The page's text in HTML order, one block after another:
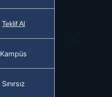
Teklif Al
Kampüs
Sınırsız